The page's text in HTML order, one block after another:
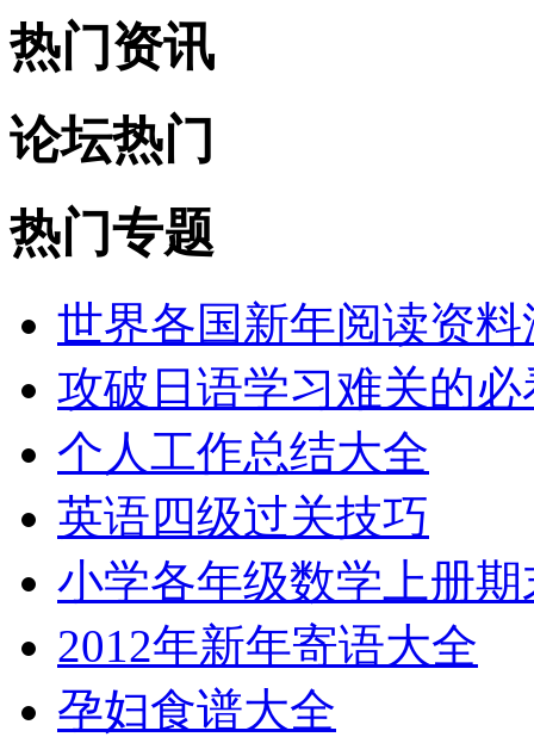
热门资讯
论坛热门
热门专题
世界各国新年阅读资料
攻破日语学习难关的
个人工作总结大全
英语四级过关技巧
小学各年级数学上册
2012年新年寄语大全
孕妇食谱大全